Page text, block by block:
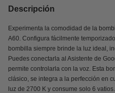
Descripción
Experimenta la comodidad de la
A60. Configura fácilmente
bombilla siempre brinde la luz ideal,
Puedes conectarla al Asistente de
permite controlarla con la voz. Esta
clásico, se integra a la perfección en
luz de 2700 K y consume solo 6